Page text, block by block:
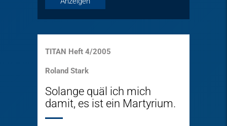
TITAN Heft 4/2005
Roland Stark
Solange quäl ich mich
damit, es ist ein Martyrium.